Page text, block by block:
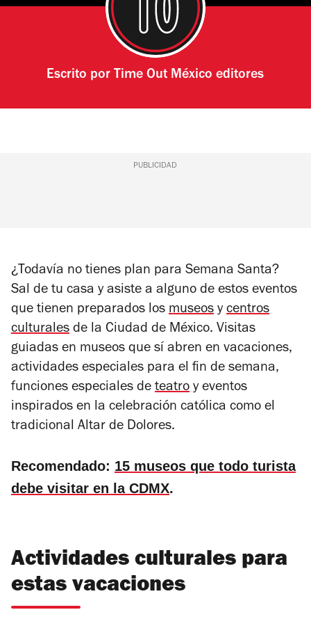
Escrito por Time Out México editores
PUBLICIDAD
¿Todavía no tienes plan para Semana Santa?
Sal de tu casa y asiste a alguno de estos eventos
que tienen preparados los museos y centros
culturales de la Ciudad de México. Visitas
guiadas en museos que sí abren en vacaciones,
actividades especiales para el fin de semana,
funciones especiales de teatro y eventos
inspirados en la celebración católica como el
tradicional Altar de Dolores.
Recomendado: 15 museos que todo turista
debe visitar en la CDMX.
Actividades culturales para
estas vacaciones